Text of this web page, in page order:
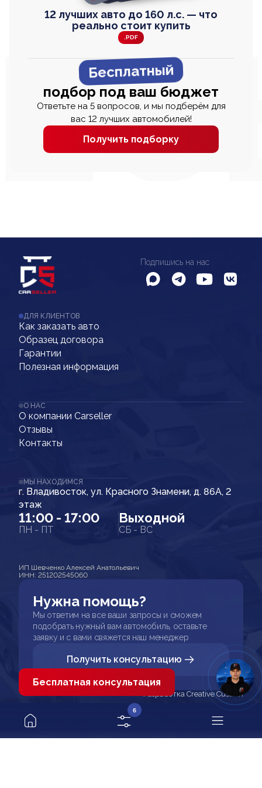
12 лучших авто до 160 л.с. — что
реально стоит купить
.PDF
Бесплатный
подбор под ваш бюджет
Ответьте на 5 вопросов, и мы подберём для
вас 12 лучших автомобилей!
Получить подборку
Подпишись на нас
ДЛЯ КЛИЕНТОВ
Как заказать авто
Образец договора
Гарантии
Полезная информация
О НАС
О компании Carseller
Отзывы
Контакты
МЫ НАХОДИМСЯ
г. Владивосток, ул. Красного Знамени, д. 86А, 2
этаж
11:00 - 17:00
ПН - ПТ
Выходной
СБ - ВС
ИП Шевченко Алексей Анатольевич
ИНН: 251202545060
Нужна помощь?
Мы ответим на все ваши запросы и сможем
подобрать нужный вам автомобиль, оставьте
заявку и с вами свяжется наш менеджер
Получить консультацию
Разработка Creative Custom
6
Бесплатная консультация